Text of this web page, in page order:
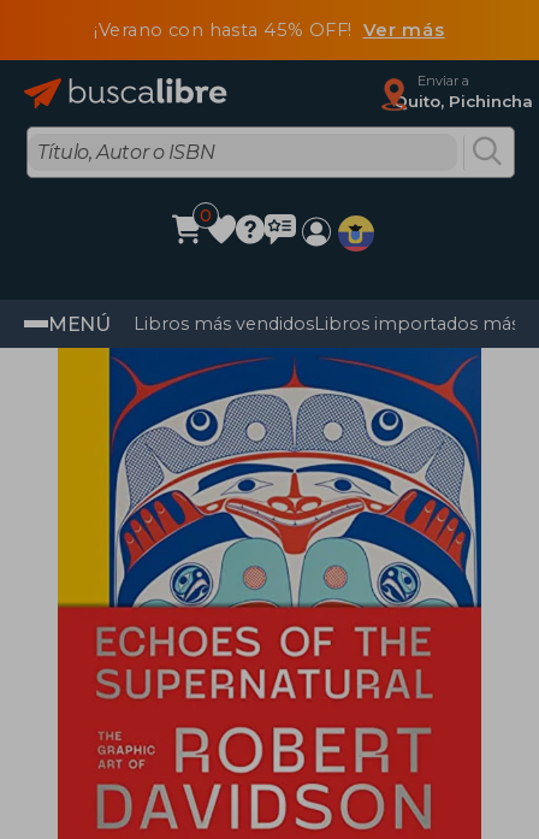
¡Verano con hasta 45% OFF! Ver más
Enviar a
Quito, Pichincha
0
MENÚ Libros más vendidosLibros importados más